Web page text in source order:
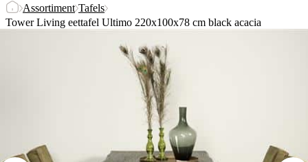
Assortiment Tafels
Tower Living eettafel Ultimo 220x100x78 cm black acacia